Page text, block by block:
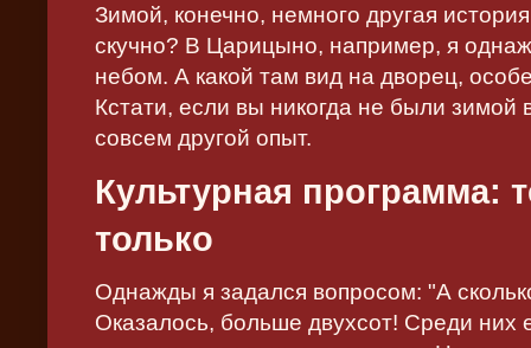
Зимой, конечно, немного другая
скучно? В Царицыно, например, я
небом. А какой там вид на дворец,
Кстати, если вы никогда не были зимой
совсем другой опыт.
Культурная программа:
только
Однажды я задался вопросом: "А
Оказалось, больше двухсот! Среди них